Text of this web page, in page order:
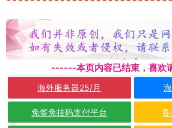
------本页内容已结束，喜
海外服务器25/月
免签免挂码支付平台